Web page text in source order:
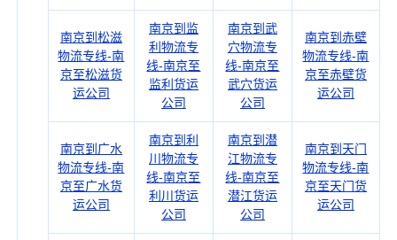
南京到松滋
物流专线-南
京至松滋货
运公司
南京到监
利物流专
线-南京至
监利货运
公司
南京到武
穴物流专
线-南京至
武穴货运
公司
南京到赤壁
物流专线-南
京至赤壁货
运公司
南京到广水
物流专线-南
京至广水货
运公司
南京到利
川物流专
线-南京至
利川货运
公司
南京到潜
江物流专
线-南京至
潜江货运
公司
南京到天门
物流专线-南
京至天门货
运公司